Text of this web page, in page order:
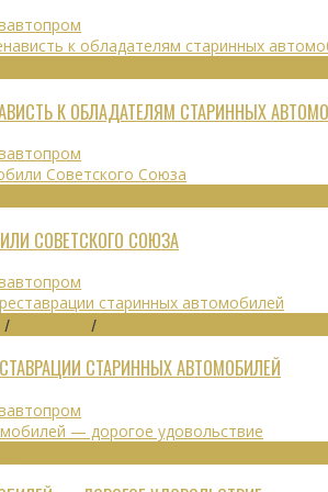
К ОБЛАДАТЕЛЯМ СТАРИННЫХ
СОВЕТСКОГО СОЮЗА
/ /
СТАРИННЫХ АВТОМОБИЛЕЙ